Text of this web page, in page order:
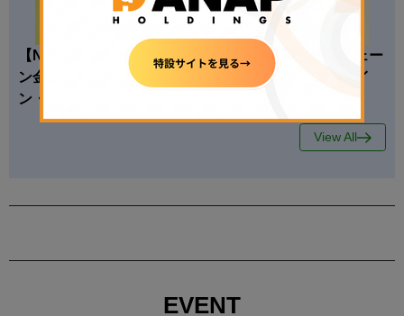
【N.Avenue club 4期2回ラウンドテーブル】オンチェー
ン金融はどこまで現実になったのか──ステーブルコイ
ン・トークン化資産・金融インフラの現在地
View All
EVENT